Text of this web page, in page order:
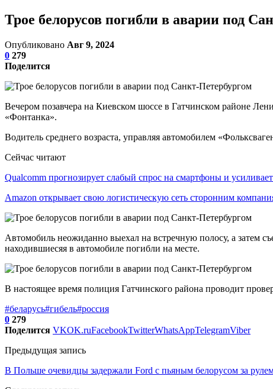
Трое белорусов погибли в аварии под
Опубликовано Авг 9, 2024
0 279
Поделится
Вечером позавчера на Киевском шоссе в Гатчинском районе
«Фонтанка».
Водитель среднего возраста, управляя автомобилем
Сейчас читают
Qualcomm прогнозирует слабый спрос на смартфоны и
Amazon открывает свою логистическую сеть сторонним
Автомобиль неожиданно выехал на встречную полосу, а затем
находившиесяя в автомобиле погибли на месте.
В настоящее время полиция Гатчинского района проводит
#беларусь#гибель#россия
0 279
Поделится VKOK.ruFacebookTwitterWhatsAppTelegramViber
Предыдущая запись
В Польше очевидцы задержали Ford c пьяным белорусом за